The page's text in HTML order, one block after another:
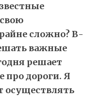
сложно? В-
важные
решает
про дороги. Я
осуществлять